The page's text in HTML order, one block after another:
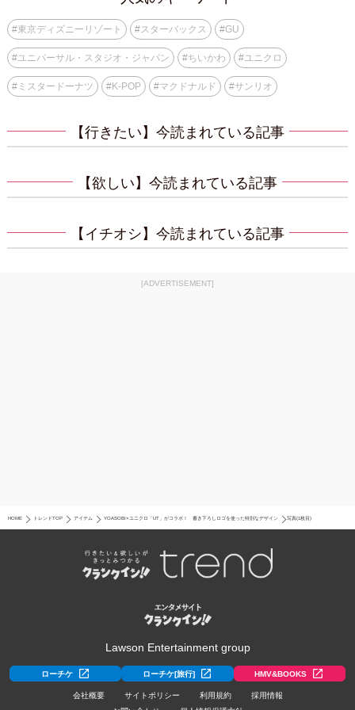
#東京ディズニーリゾート #スターバックス #GU
#ユニバーサル・スタジオ・ジャパン #ちいかわ #ユニクロ
#ミスタードーナツ #K-POP #マクドナルド #サンリオ
【行きたい】今読まれている記事
【欲しい】今読まれている記事
【イチオシ】今読まれている記事
[ADVERTISEMENT]
HOME トレンドTOP アイテム YOASOBI×ユニクロ「UT」がコラボ！ 書き下ろしロゴを使った特別なデザイン 写真(1枚目)
Lawson Entertainment group
ローチケ ローチケ[旅行] HMV&BOOKS
会社概要 サイトポリシー 利用規約
採用情報